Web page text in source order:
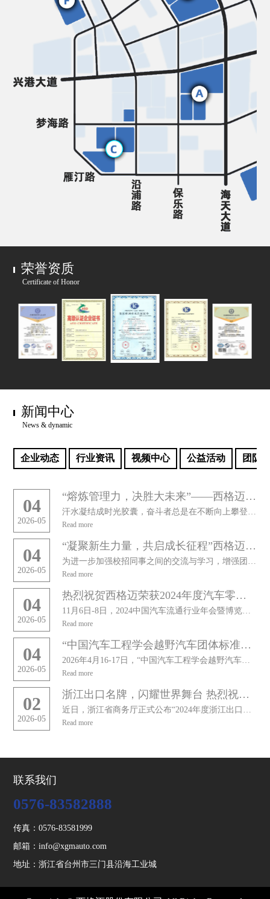
荣誉资质
Certificate of Honor
新闻中心
News & dynamic
企业动态 行业资讯 视频中心 公益活动 团队
04
2026-05
“熔炼管理力，决胜大未来”——西格迈管理干部2025年团建活动
Read more
04
2026-05
“凝聚新生力量，共启成长征程”西格迈校招同事开展团建活动
Read more
04
2026-05
热烈祝贺西格迈荣获2024年度汽车零配件服务领域国家级企业标准“领跑者”称号
Read more
04
2026-05
“中国汽车工程学会越野汽车团体标准高质量发展战略研讨会暨2026年重点标准项目推进会”圆满召开
Read more
02
2026-05
浙江出口名牌，闪耀世界舞台 热烈祝贺西格迈再次通过“浙江出口名牌”复核
Read more
联系我们
0576-83582888
传真：0576-83581999
邮箱：info@xgmauto.com
地址：浙江省台州市三门县沿海工业城